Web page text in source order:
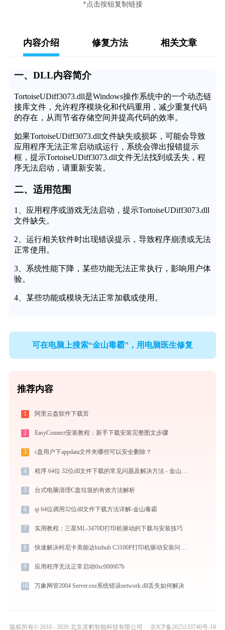
*点击按钮复制链接
内容介绍 修复方法 相关文章
一、DLL内容简介
TortoiseUDiff3073.dll是Windows操作系统中的一个动态链
接库文件，允许程序模块化和代码重用，减少重复代码
的存在，从而节省存储空间并提高代码的效率。
如果TortoiseUDiff3073.dll文件缺失或损坏，可能会导致
应用程序无法正常启动或运行，系统会弹出报错提示
框，提示TortoiseUDiff3073.dll文件无法找到或丢失，程
序无法启动，请重新安装。
二、适用范围
1、应用程序或游戏无法启动，提示TortoiseUDiff3073.dll
文件缺失。
2、运行相关软件时出现错误提示，导致程序崩溃或无法
正常使用。
3、系统性能下降，某些功能无法正常执行，影响用户体
验。
4、某些功能或模块无法正常加载或使用。
可在电脑上搜索“金山毒霸”，用电脑医生修复
推荐内容
1 阿里云盘软件下载页
2 EasyConnect安装教程：新手下载安装完整图文步骤
3 c盘用户下appdata文件夹哪些可以安全删除？
4 程序 64位 32位dll文件下载的常见问题及解决方法 - 金山毒霸
5 台式电脑清理C盘垃圾的有效方法解析
6 qt 64位调用32位dll文件下载方法详解-金山毒霸
7 实用教程：三星ML-3470D打印机驱动的下载与安装技巧
8 快速解决柯尼卡美能达bizhub C3100P打印机驱动安装问题，这篇文章告诉你方法
9 应用程序无法正常启动0xc000007b
10 万象网管2004 Server.exe系统错误network.dll丢失如何解决
版权所有© 2010 - 2026 北京灵豹智能科技有限公司 京ICP备2025133740号-18